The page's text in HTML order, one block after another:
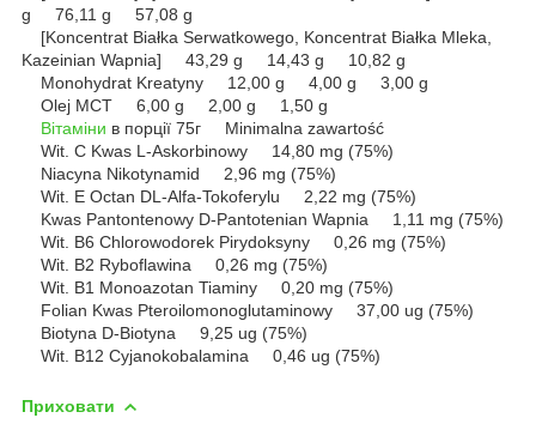
g 76,11 g 57,08 g
[Koncentrat Białka Serwatkowego, Koncentrat Białka Mleka,
Kazeinian Wapnia] 43,29 g 14,43 g 10,82 g
Monohydrat Kreatyny 12,00 g 4,00 g 3,00 g
Olej MCT 6,00 g 2,00 g 1,50 g
Вітаміни в порції 75г Minimalna zawartość
Wit. C Kwas L-Askorbinowy 14,80 mg (75%)
Niacyna Nikotynamid 2,96 mg (75%)
Wit. E Octan DL-Alfa-Tokoferylu 2,22 mg (75%)
Kwas Pantontenowy D-Pantotenian Wapnia 1,11 mg (75%)
Wit. B6 Chlorowodorek Pirydoksyny 0,26 mg (75%)
Wit. B2 Ryboflawina 0,26 mg (75%)
Wit. B1 Monoazotan Tiaminy 0,20 mg (75%)
Folian Kwas Pteroilomonoglutaminowy 37,00 ug (75%)
Biotyna D-Biotyna 9,25 ug (75%)
Wit. B12 Cyjanokobalamina 0,46 ug (75%)
Приховати